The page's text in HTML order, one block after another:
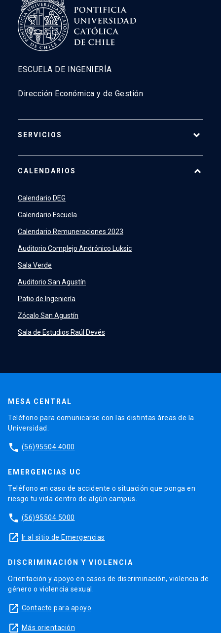
ESCUELA DE INGENIERÍA
Dirección Económica y de Gestión
SERVICIOS
SIDINGlaunch
Academic Intelligence
PeopleSoftlaunch
ERPlaunch
CALENDARIOS
Calendario DEG
Calendario Escuela
Calendario Remuneraciones 2023
Auditorio Complejo Andrónico Luksic
Sala Verde
Auditorio San Agustín
Patio de Ingeniería
Zócalo San Agustín
Sala de Estudios Raúl Devés
MESA CENTRAL
Teléfono para comunicarse con las distintas áreas de la
Universidad.
phone (56)95504 4000
EMERGENCIAS UC
Teléfono en caso de accidente o situación que ponga en
riesgo tu vida dentro de algún campus.
phone (56)95504 5000
launch Ir al sitio de Emergencias
DISCRIMINACIÓN Y VIOLENCIA
Orientación y apoyo en casos de discriminación, violencia de
género o violencia sexual.
launch Contacto para apoyo
launch Más orientación